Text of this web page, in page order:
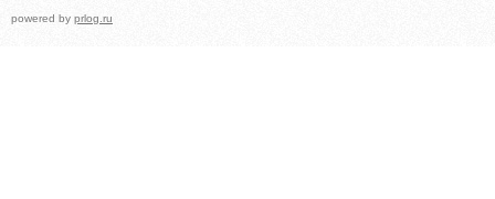
powered by prlog.ru